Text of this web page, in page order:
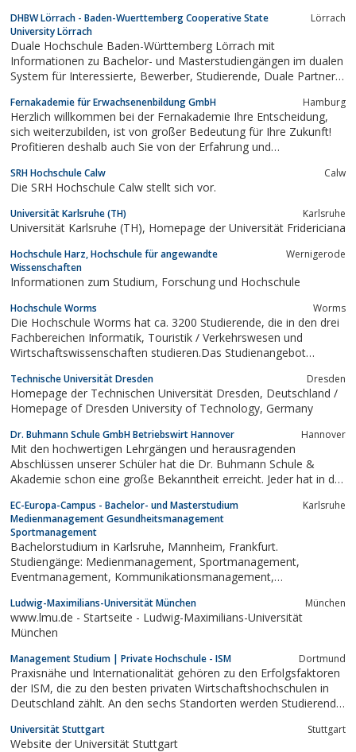
DHBW Lörrach - Baden-Wuerttemberg Cooperative State
University Lörrach
Lörrach
Duale Hochschule Baden-Württemberg Lörrach mit
Informationen zu Bachelor- und Masterstudiengängen im dualen
System für Interessierte, Bewerber, Studierende, Duale Partner
Fernakademie für Erwachsenenbildung GmbH Hamburg
Herzlich willkommen bei der Fernakademie Ihre Entscheidung,
sich weiterzubilden, ist von großer Bedeutung für Ihre Zukunft!
Profitieren deshalb auch Sie von der Erfahrung und
die Vorteile, die Ihnen ein modernes Fernakademie-Studium
bietet. Martin Kurz Direktor
SRH Hochschule Calw Calw
Die SRH Hochschule Calw stellt sich vor.
Universität Karlsruhe (TH) Karlsruhe
Universität Karlsruhe (TH), Homepage der Universität Fridericiana
Hochschule Harz, Hochschule für angewandte
Wissenschaften
Wernigerode
Informationen zum Studium, Forschung und Hochschule
Hochschule Worms Worms
Die Hochschule Worms hat ca. 3200 Studierende, die in den drei
Fachbereichen Informatik, Touristik / Verkehrswesen und
Wirtschaftswissenschaften studieren.Das Studienangebot
Bachelor- und Masterstudiengänge.Eine Besonderheit der
Hochschule Worms sind die internationalen...
Technische Universität Dresden Dresden
Homepage der Technischen Universität Dresden, Deutschland /
Homepage of Dresden University of Technology, Germany
Dr. Buhmann Schule GmbH Betriebswirt Hannover Hannover
Mit den hochwertigen Lehrgängen und herausragenden
Abschlüssen unserer Schüler hat die Dr. Buhmann Schule &
Akademie schon eine große Bekanntheit erreicht. Jeder hat in der
umfassenden Angebot für den Schulabsschluss in der
Betriebswirtschaft weiterzubilden. Damit...
EC-Europa-Campus - Bachelor- und Masterstudium
Medienmanagement Gesundheitsmanagement
Sportmanagement
Karlsruhe
Bachelorstudium in Karlsruhe, Mannheim, Frankfurt.
Studiengänge: Medienmanagement, Sportmanagement,
Eventmanagement, Kommunikationsmanagement,
Trendmanagement, TourismusmanagementMasterstudium:
Event-Sport-Gesundheit und Kampagnenmanagement,
Marketing und Kommunikation
Ludwig-Maximilians-Universität München München
www.lmu.de - Startseite - Ludwig-Maximilians-Universität
München
Management Studium | Private Hochschule - ISM Dortmund
Praxisnähe und Internationalität gehören zu den Erfolgsfaktoren
der ISM, die zu den besten privaten Wirtschaftshochschulen in
Deutschland zählt. An den sechs Standorten werden Studierende
in der internationalen Wirtschaft vorbereitet.
Universität Stuttgart Stuttgart
Website der Universität Stuttgart